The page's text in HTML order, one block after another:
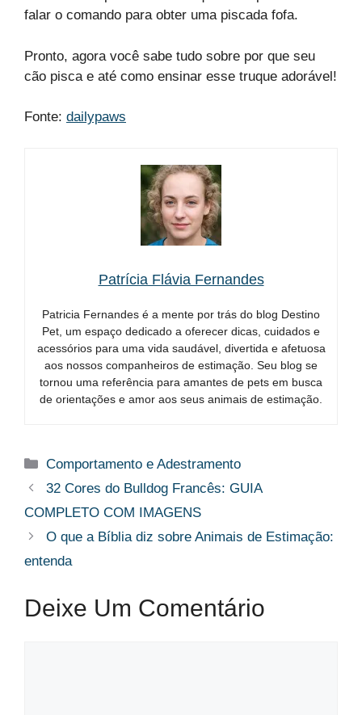
falar o comando para obter uma piscada fofa.
Pronto, agora você sabe tudo sobre por que seu
cão pisca e até como ensinar esse truque adorável!
Fonte: dailypaws
Patrícia Flávia Fernandes
Patricia Fernandes é a mente por trás do blog Destino
Pet, um espaço dedicado a oferecer dicas, cuidados e
acessórios para uma vida saudável, divertida e afetuosa
aos nossos companheiros de estimação. Seu blog se
tornou uma referência para amantes de pets em busca
de orientações e amor aos seus animais de estimação.
Categorias
Comportamento e Adestramento
32 Cores do Bulldog Francês: GUIA
COMPLETO COM IMAGENS
O que a Bíblia diz sobre Animais de Estimação:
entenda
Deixe Um Comentário